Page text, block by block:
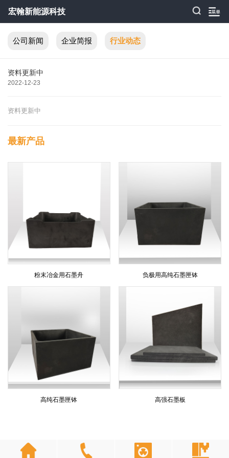
宏翰新能源科技
公司新闻 企业简报 行业动态
资料更新中
2022-12-23
资料更新中
最新产品
粉末冶金用石墨舟 负极用高纯石墨匣钵
高纯石墨匣钵 高强石墨板